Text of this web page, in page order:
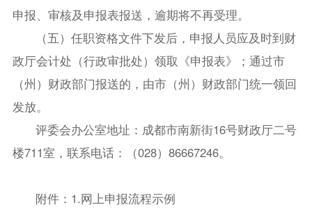
申报、审核及申报表报送，逾期将不再受理。
（五）任职资格文件下发后，申报人员应及时到财
政厅会计处（行政审批处）领取《申报表》；通过市
（州）财政部门报送的，由市（州）财政部门统一领回
发放。
评委会办公室地址：成都市南新街16号财政厅二号
楼711室，联系电话：（028）86667246。
附件：1.网上申报流程示例